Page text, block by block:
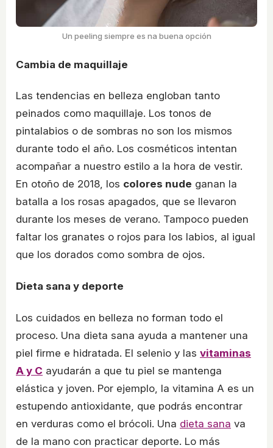
Un peeling siempre es na buena opción
Cambia de maquillaje
Las tendencias en belleza engloban tanto
peinados como maquillaje. Los tonos de
pintalabios o de sombras no son los mismos
durante todo el año. Los cosméticos intentan
acompañar a nuestro estilo a la hora de vestir.
En otoño de 2018, los colores nude ganan la
batalla a los rosas apagados, que se llevaron
durante los meses de verano. Tampoco pueden
faltar los granates o rojos para los labios, al igual
que los dorados como sombra de ojos.
Dieta sana y deporte
Los cuidados en belleza no forman todo el
proceso. Una dieta sana ayuda a mantener una
piel firme e hidratada. El selenio y las vitaminas
A y C ayudarán a que tu piel se mantenga
elástica y joven. Por ejemplo, la vitamina A es un
estupendo antioxidante, que podrás encontrar
en verduras como el brócoli. Una dieta sana va
de la mano con practicar deporte. Lo más